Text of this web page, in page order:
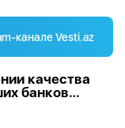
канале Vesti.az
качества
банков